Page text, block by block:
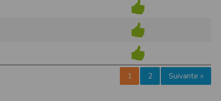
1 2 Suivante »
sur notre site peut en être affectée
de la finalité des cookies.